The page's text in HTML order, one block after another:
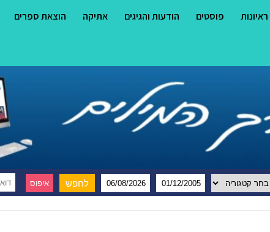
ראיונות פוסטים הודעות והגיגים אתיקה הוצאת ספרים